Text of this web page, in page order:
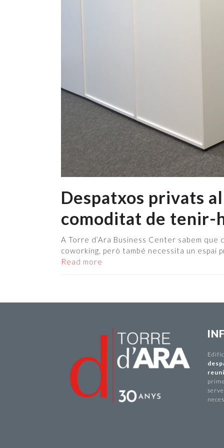
Despatxos privats
comoditat de tenir-
A Torre d’Ara Business Center sabem
coworking, però també necessita un
Read more